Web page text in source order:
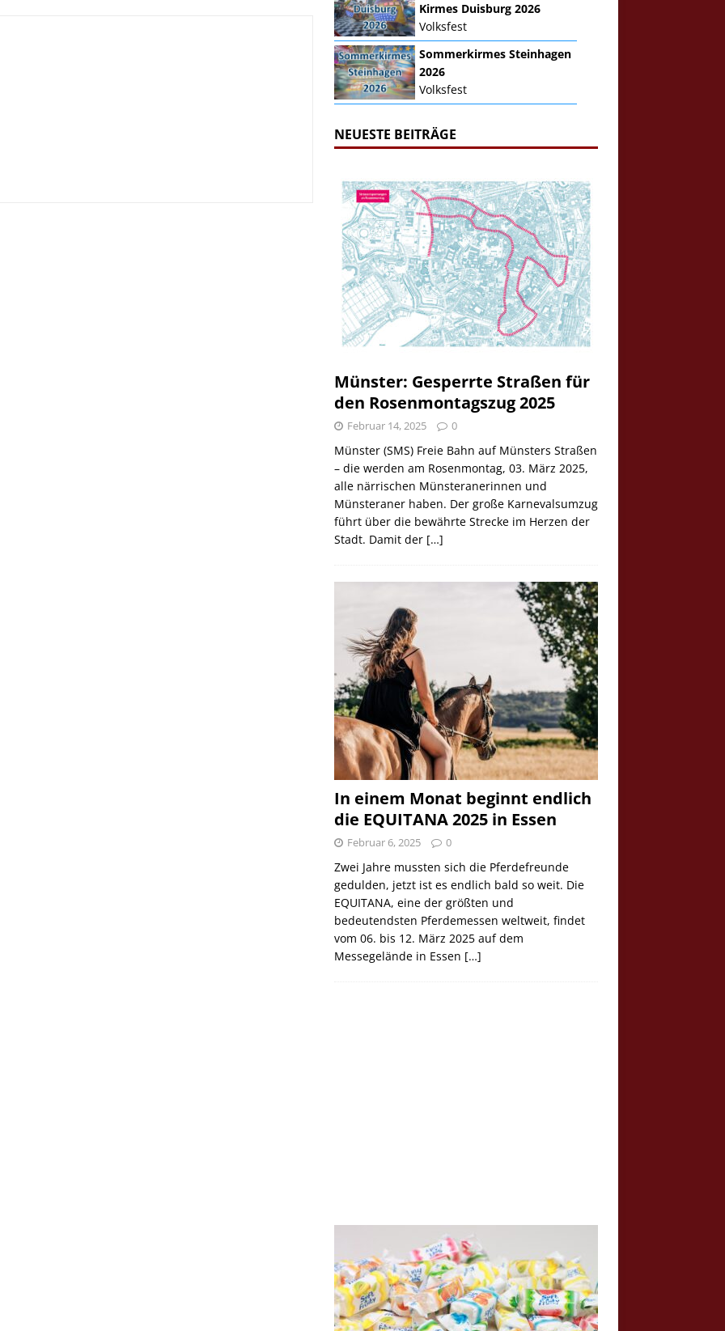
Kirmes Duisburg 2026
Volksfest
Sommerkirmes Steinhagen
2026
Volksfest
NEUESTE BEITRÄGE
Münster: Gesperrte Straßen für
den Rosenmontagszug 2025
Februar 14, 2025 0
Münster (SMS) Freie Bahn auf Münsters Straßen
– die werden am Rosenmontag, 03. März 2025,
alle närrischen Münsteranerinnen und
Münsteraner haben. Der große Karnevalsumzug
führt über die bewährte Strecke im Herzen der
Stadt. Damit der […]
In einem Monat beginnt endlich
die EQUITANA 2025 in Essen
Februar 6, 2025 0
Zwei Jahre mussten sich die Pferdefreunde
gedulden, jetzt ist es endlich bald so weit. Die
EQUITANA, eine der größten und
bedeutendsten Pferdemessen weltweit, findet
vom 06. bis 12. März 2025 auf dem
Messegelände in Essen […]